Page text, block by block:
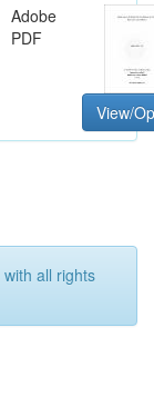
Adobe
PDF
View/
all rights